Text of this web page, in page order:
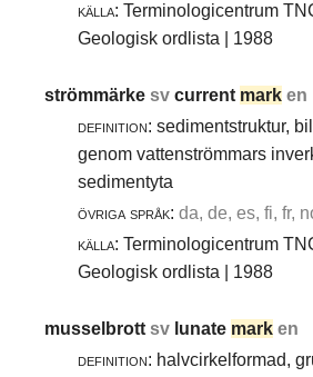
källa: Terminologicentrum
Geologisk ordlista | 1988
strömmärkesvcurrent mark en
definition: sedimentstruktur,
genom vattenströmmars
sedimentyta
övriga språk: da, de, es, fi, fr,
källa: Terminologicentrum
Geologisk ordlista | 1988
musselbrottsv lunate mark en
definition: halvcirkelformad,